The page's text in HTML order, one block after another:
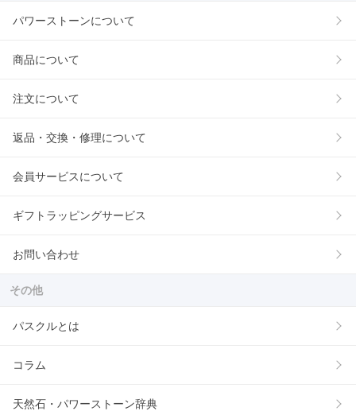
パワーストーンについて
商品について
注文について
返品・交換・修理について
会員サービスについて
ギフトラッピングサービス
お問い合わせ
その他
パスクルとは
コラム
天然石・パワーストーン辞典